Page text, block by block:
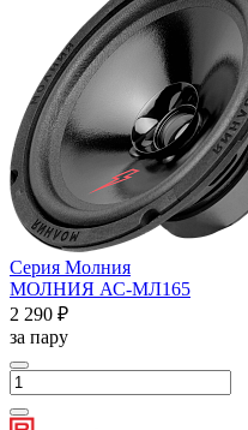
Серия Молния
МОЛНИЯ АС-МЛ165
2 290 ₽
за пару